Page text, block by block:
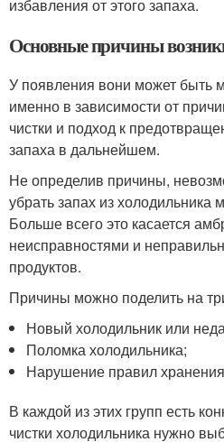
избавления от этого запаха.
Основные причины
У появления вони может быть
именно в зависимости от
чистки и подход к
запаха в дальнейшем.
Не определив причины,
убрать запах из
Больше всего это касается
неисправностями и
продуктов.
Причины можно поделить на
Новый холодильник или
Поломка холодильника;
Нарушение правил
В каждой из этих групп есть
чистки холодильника нужно